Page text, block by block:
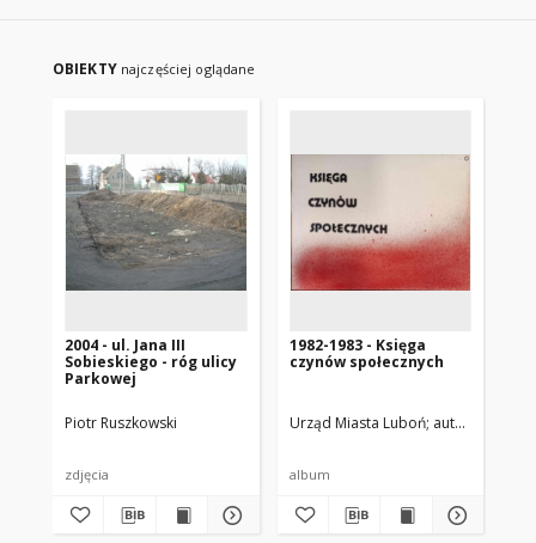
OBIEKTY najczęściej oglądane
2004 - ul. Jana III
Sobieskiego - róg ulicy
Parkowej
Piotr Ruszkowski
zdjęcia
1982-1983 - Księga
czynów społecznych
Urząd Miasta Luboń autor nieznany
album